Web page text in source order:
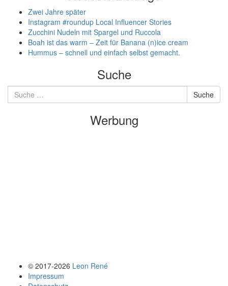
Zwei Jahre später
Instagram #roundup Local Influencer Stories
Zucchini Nudeln mit Spargel und Ruccola
Boah ist das warm – Zeit für Banana (n)ice cream
Hummus – schnell und einfach selbst gemacht.
Suche
Suche
nach:
Suche
Werbung
© 2017-2026 Leon René
Impressum